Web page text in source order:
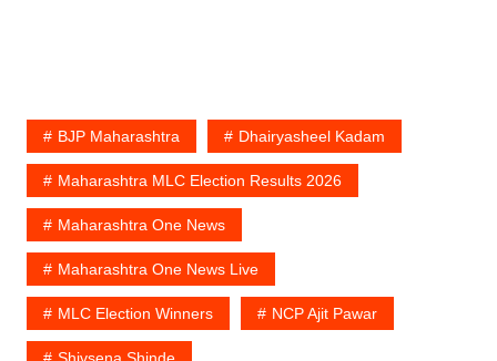
BJP Maharashtra Dhairyasheel Kadam
Maharashtra MLC Election Results 2026
Maharashtra One News
Maharashtra One News Live
MLC Election Winners NCP Ajit Pawar